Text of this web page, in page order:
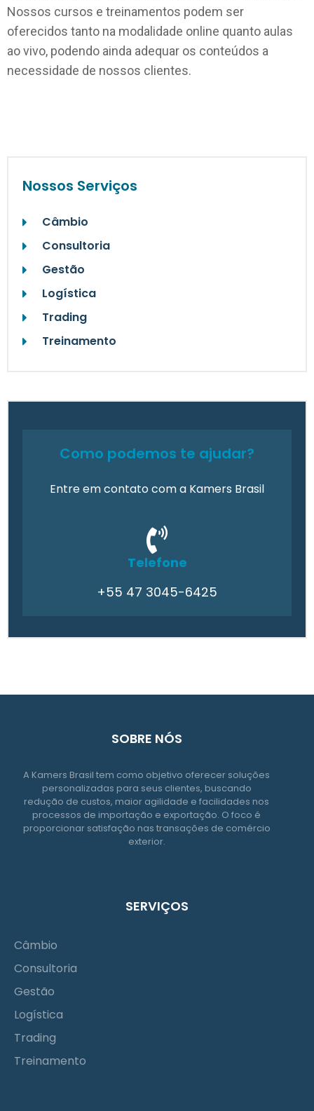
Nossos cursos e treinamentos podem ser
oferecidos tanto na modalidade online quanto aulas
ao vivo, podendo ainda adequar os conteúdos a
necessidade de nossos clientes.
Nossos Serviços
Câmbio
Consultoria
Gestão
Logística
Trading
Treinamento
Como podemos te ajudar?
Entre em contato com a Kamers Brasil
Telefone
+55 47 3045-6425
SOBRE NÓS
A Kamers Brasil tem como objetivo oferecer soluções
personalizadas para seus clientes, buscando
redução de custos, maior agilidade e facilidades nos
processos de importação e exportação. O foco é
proporcionar satisfação nas transações de comércio
exterior.
SERVIÇOS
Câmbio
Consultoria
Gestão
Logística
Trading
Treinamento